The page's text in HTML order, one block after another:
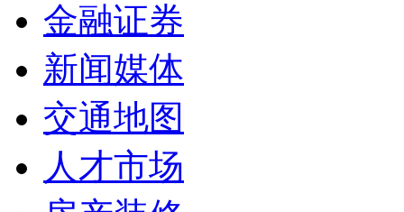
金融证券
新闻媒体
交通地图
人才市场